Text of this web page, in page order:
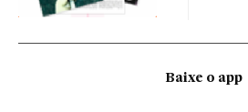
Baixe o app